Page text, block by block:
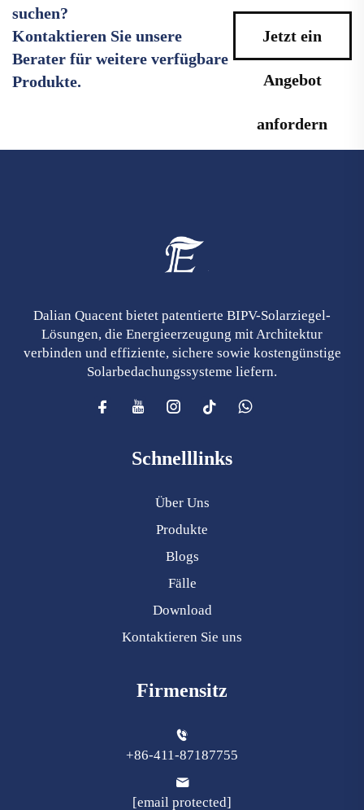
suchen?
Kontaktieren Sie unsere
Berater für weitere verfügbare
Produkte.
Jetzt ein
Angebot
anfordern
Dalian Quacent bietet patentierte BIPV-Solarziegel-
Lösungen, die Energieerzeugung mit Architektur
verbinden und effiziente, sichere sowie kostengünstige
Solarbedachungssysteme liefern.
Schnelllinks
Über Uns
Produkte
Blogs
Fälle
Download
Kontaktieren Sie uns
Firmensitz
+86-411-87187755
[email protected]